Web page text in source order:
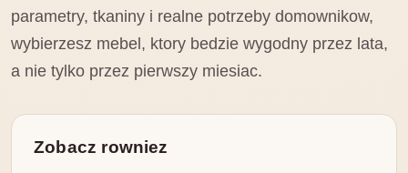
parametry, tkaniny i realne potrzeby domownikow,
wybierzesz mebel, ktory bedzie wygodny przez lata,
a nie tylko przez pierwszy miesiac.
Zobacz rowniez